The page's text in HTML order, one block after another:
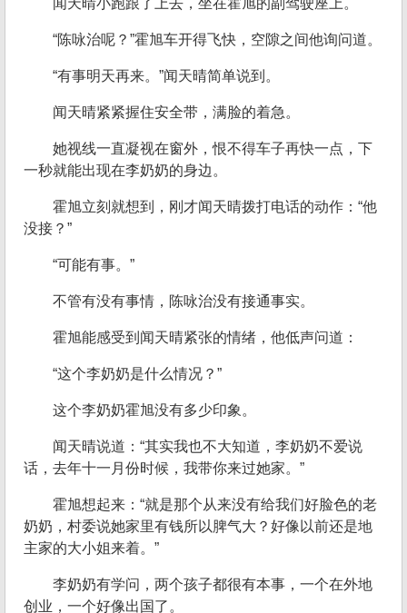
闻天晴小跑跟了上去，坐在霍旭的副驾驶座上。
“陈咏治呢？”霍旭车开得飞快，空隙之间他询问道。
“有事明天再来。”闻天晴简单说到。
闻天晴紧紧握住安全带，满脸的着急。
她视线一直凝视在窗外，恨不得车子再快一点，下
一秒就能出现在李奶奶的身边。
霍旭立刻就想到，刚才闻天晴拨打电话的动作：“他
没接？”
“可能有事。”
不管有没有事情，陈咏治没有接通事实。
霍旭能感受到闻天晴紧张的情绪，他低声问道：
“这个李奶奶是什么情况？”
这个李奶奶霍旭没有多少印象。
闻天晴说道：“其实我也不大知道，李奶奶不爱说
话，去年十一月份时候，我带你来过她家。”
霍旭想起来：“就是那个从来没有给我们好脸色的老
奶奶，村委说她家里有钱所以脾气大？好像以前还是地
主家的大小姐来着。”
李奶奶有学问，两个孩子都很有本事，一个在外地
创业，一个好像出国了。